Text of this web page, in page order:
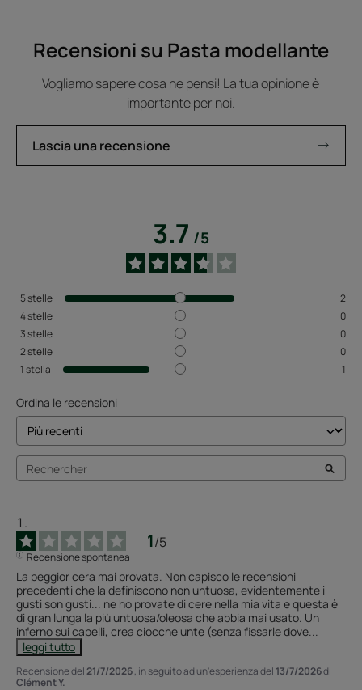
Recensioni su Pasta modellante
Vogliamo sapere cosa ne pensi! La tua opinione è
importante per noi.
Lascia una recensione
3.7/5
5stelle
2
4stelle
0
3stelle
0
2stelle
0
1stella 1
Ordina le recensioni
1/5
Recensione spontanea
La peggior cera mai provata. Non capisco le recensioni
precedenti che la definiscono non untuosa, evidentemente i
gusti son gusti... ne ho provate di cere nella mia vita e questa è
di gran lunga la più untuosa/oleosa che abbia mai usato. Un
inferno sui capelli, crea ciocche unte (senza fissarle dove...
leggi tutto
Recensione del21/7/2026, in seguito ad un'esperienza del 13/7/2026di
Clément Y.